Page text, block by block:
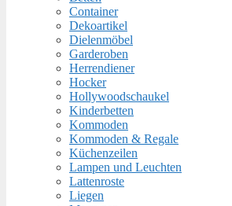
Container
Dekoartikel
Dielenmöbel
Garderoben
Herrendiener
Hocker
Hollywoodschaukel
Kinderbetten
Kommoden
Kommoden & Regale
Küchenzeilen
Lampen und Leuchten
Lattenroste
Liegen